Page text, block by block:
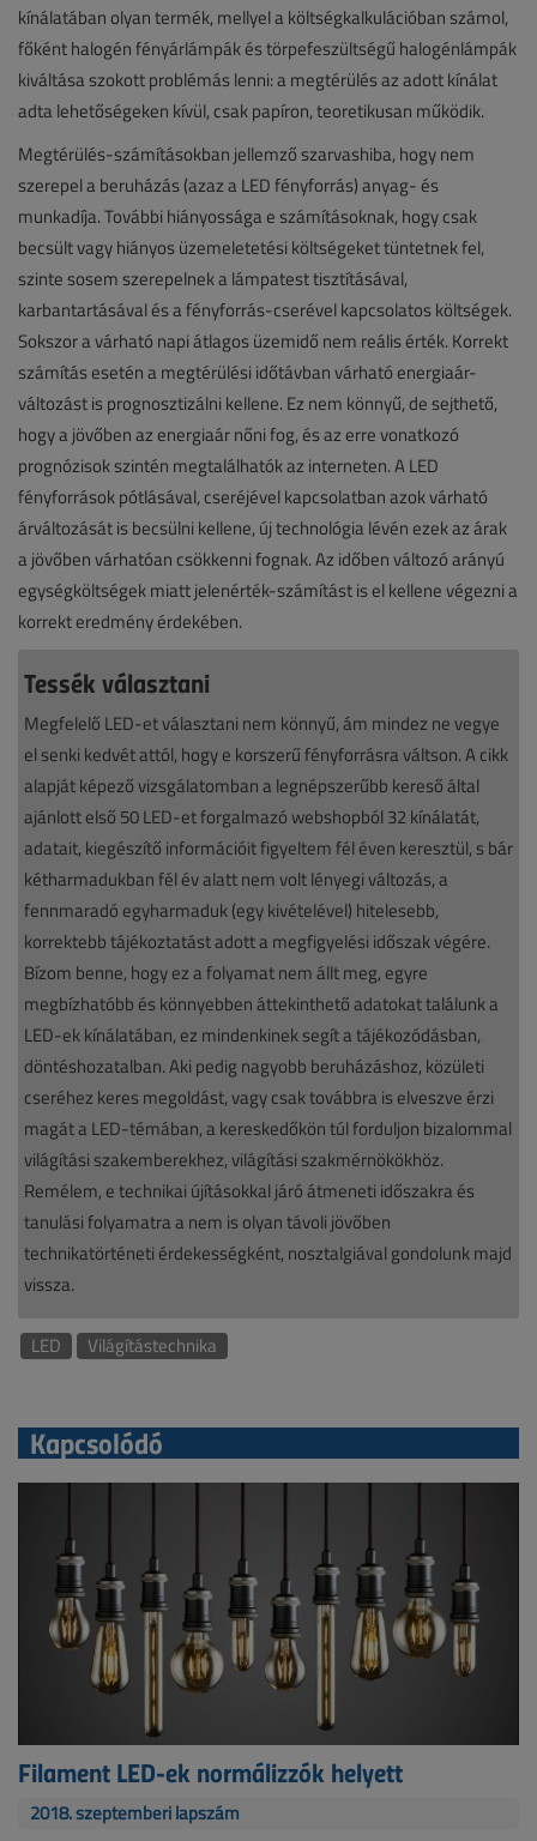
kínálatában olyan termék, mellyel a költségkalkulációban számol,
főként halogén fényárlámpák és törpefeszültségű halogénlámpák
kiváltása szokott problémás lenni: a megtérülés az adott kínálat
adta lehetőségeken kívül, csak papíron, teoretikusan működik.
Megtérülés-számításokban jellemző szarvashiba, hogy nem
szerepel a beruházás (azaz a LED fényforrás) anyag- és
munkadíja. További hiányossága e számításoknak, hogy csak
becsült vagy hiányos üzemeletetési költségeket tüntetnek fel,
szinte sosem szerepelnek a lámpatest tisztításával,
karbantartásával és a fényforrás-cserével kapcsolatos költségek.
Sokszor a várható napi átlagos üzemidő nem reális érték. Korrekt
számítás esetén a megtérülési időtávban várható energiaár-
változást is prognosztizálni kellene. Ez nem könnyű, de sejthető,
hogy a jövőben az energiaár nőni fog, és az erre vonatkozó
prognózisok szintén megtalálhatók az interneten. A LED
fényforrások pótlásával, cseréjével kapcsolatban azok várható
árváltozását is becsülni kellene, új technológia lévén ezek az árak
a jövőben várhatóan csökkenni fognak. Az időben változó arányú
egységköltségek miatt jelenérték-számítást is el kellene végezni a
korrekt eredmény érdekében.
Tessék választani
Megfelelő LED-et választani nem könnyű, ám mindez ne vegye
el senki kedvét attól, hogy e korszerű fényforrásra váltson. A cikk
alapját képező vizsgálatomban a legnépszerűbb kereső által
ajánlott első 50 LED-et forgalmazó webshopból 32 kínálatát,
adatait, kiegészítő információit figyeltem fél éven keresztül, s bár
kétharmadukban fél év alatt nem volt lényegi változás, a
fennmaradó egyharmaduk (egy kivételével) hitelesebb,
korrektebb tájékoztatást adott a megfigyelési időszak végére.
Bízom benne, hogy ez a folyamat nem állt meg, egyre
megbízhatóbb és könnyebben áttekinthető adatokat találunk a
LED-ek kínálatában, ez mindenkinek segít a tájékozódásban,
döntéshozatalban. Aki pedig nagyobb beruházáshoz, közületi
cseréhez keres megoldást, vagy csak továbbra is elveszve érzi
magát a LED-témában, a kereskedőkön túl forduljon bizalommal
világítási szakemberekhez, világítási szakmérnökökhöz.
Remélem, e technikai újításokkal járó átmeneti időszakra és
tanulási folyamatra a nem is olyan távoli jövőben
technikatörténeti érdekességként, nosztalgiával gondolunk majd
vissza.
LED Világítástechnika
Kapcsolódó
Filament LED-ek normálizzók helyett
2018. szeptemberi lapszám